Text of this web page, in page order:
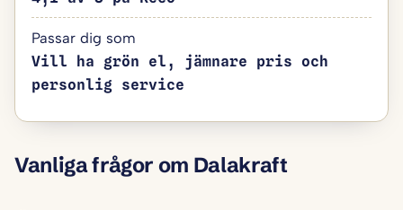
Passar dig som
Vill ha grön el, jämnare pris och
personlig service
Vanliga frågor om Dalakraft